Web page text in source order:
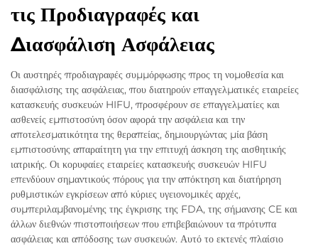
τις Προδιαγραφές και
Διασφάλιση Ασφάλειας
Οι αυστηρές προδιαγραφές συμμόρφωσης προς τη νομοθεσία και
διασφάλισης της ασφάλειας, που διατηρούν επαγγελματικές εταιρείες
κατασκευής συσκευών HIFU, προσφέρουν σε επαγγελματίες και
ασθενείς εμπιστοσύνη όσον αφορά την ασφάλεια και την
αποτελεσματικότητα της θεραπείας, δημιουργώντας μία βάση
εμπιστοσύνης απαραίτητη για την επιτυχή άσκηση της αισθητικής
ιατρικής. Οι κορυφαίες εταιρείες κατασκευής συσκευών HIFU
επενδύουν σημαντικούς πόρους για την απόκτηση και διατήρηση
ρυθμιστικών εγκρίσεων από κύριες υγειονομικές αρχές,
συμπεριλαμβανομένης της έγκρισης της FDA, της σήμανσης CE και
άλλων διεθνών πιστοποιήσεων που επιβεβαιώνουν τα πρότυπα
ασφάλειας και απόδοσης των συσκευών. Αυτό το εκτενές πλαίσιο